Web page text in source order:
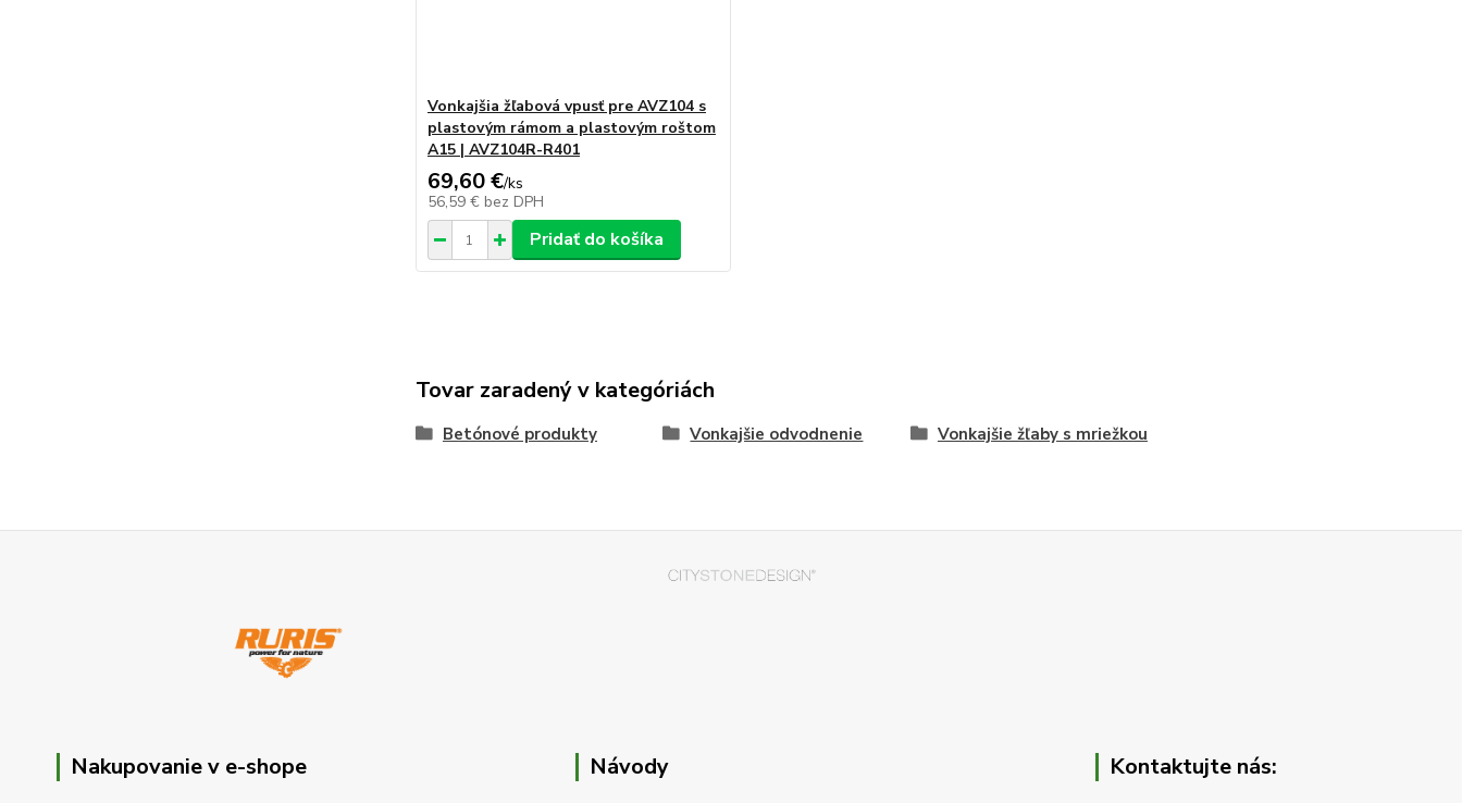
Vonkajšia žľabová vpusť pre AVZ104 s
plastovým rámom a plastovým roštom
A15 | AVZ104R-R401
69,60 €/ks
56,59 € bez DPH
Pridať do košíka
Tovar zaradený v kategóriách
Betónové produkty Vonkajšie odvodnenie Vonkajšie žľaby s mriežkou
Nakupovanie v e-shope Návody Kontaktujte nás: